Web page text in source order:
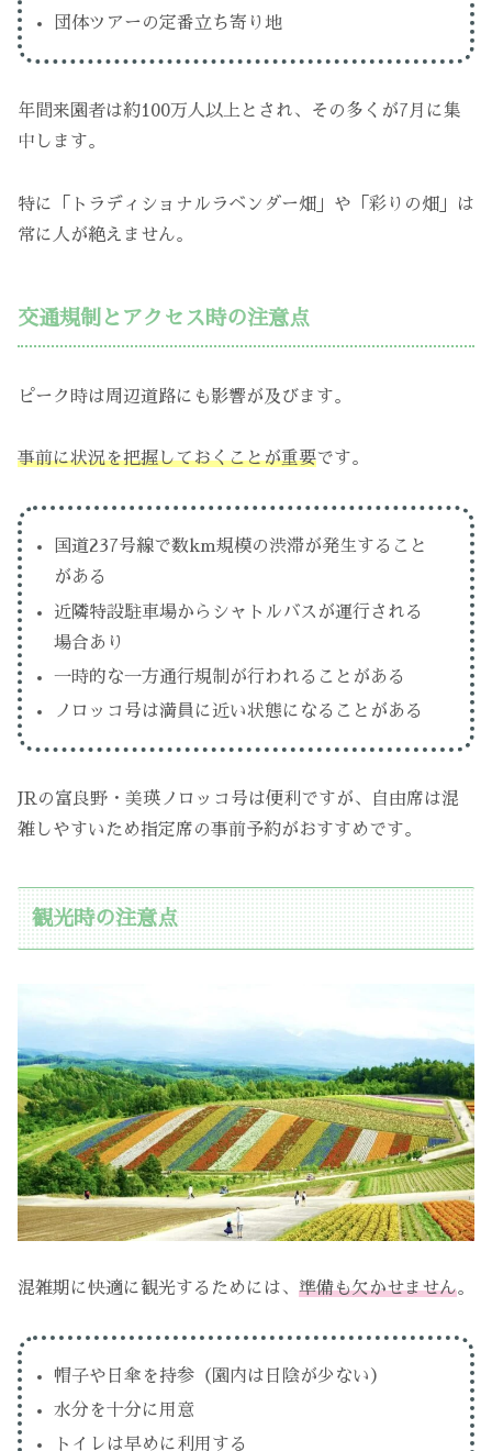
団体ツアーの定番立ち寄り地
年間来園者は約100万人以上とされ、その多くが7月に集
中します。
特に「トラディショナルラベンダー畑」や「彩りの畑」は
常に人が絶えません。
交通規制とアクセス時の注意点
ピーク時は周辺道路にも影響が及びます。
事前に状況を把握しておくことが重要です。
国道237号線で数km規模の渋滞が発生すること
がある
近隣特設駐車場からシャトルバスが運行される
場合あり
一時的な一方通行規制が行われることがある
ノロッコ号は満員に近い状態になることがある
JRの富良野・美瑛ノロッコ号は便利ですが、自由席は混
雑しやすいため指定席の事前予約がおすすめです。
観光時の注意点
混雑期に快適に観光するためには、 準備も欠かせません。
帽子や日傘を持参（園内は日陰が少ない）
水分を十分に用意
トイレは早めに利用する